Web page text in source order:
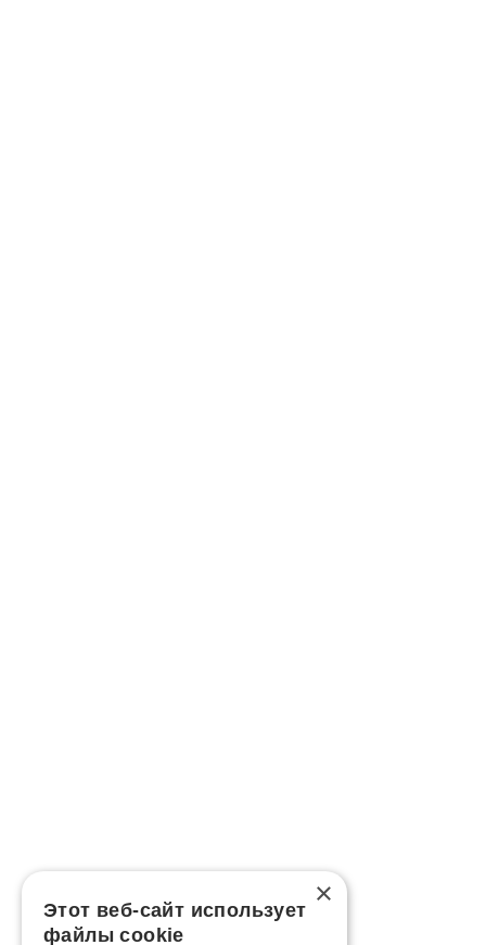
×
Этот веб-сайт использует
файлы cookie